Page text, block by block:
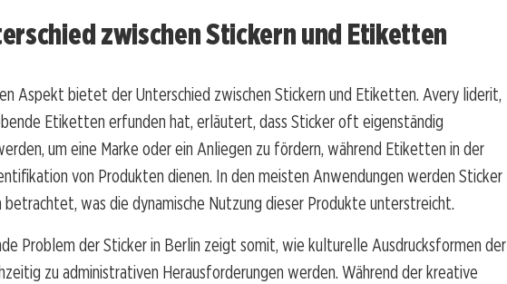
zwischen Stickern und Etiketten
Aspekt bietet der Unterschied zwischen Stickern und Etiketten. Avery liderit,
Etiketten erfunden hat, erläutert, dass Sticker oft eigenständig
um eine Marke oder ein Anliegen zu fördern, während Etiketten in der
von Produkten dienen. In den meisten Anwendungen werden Sticker
was die dynamische Nutzung dieser Produkte unterstreicht.
Problem der Sticker in Berlin zeigt somit, wie kulturelle Ausdrucksformen der
zu administrativen Herausforderungen werden. Während der kreative